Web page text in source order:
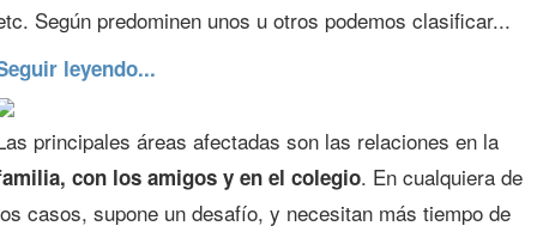
Según predominen unos u otros podemos clasificar...
leyendo...
principales áreas afectadas son las relaciones en la
con los amigos y en el colegio. En cualquiera de
casos, supone un desafío, y necesitan más tiempo de